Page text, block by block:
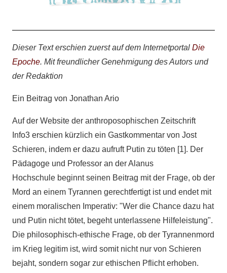
Dieser Text erschien zuerst auf dem Internetportal Die
Epoche. Mit freundlicher Genehmigung des Autors und
der Redaktion
Ein Beitrag von Jonathan Ario
Auf der Website der anthroposophischen Zeitschrift
Info3 erschien kürzlich ein Gastkommentar von Jost
Schieren, indem er dazu aufruft Putin zu töten [1]. Der
Pädagoge und Professor an der Alanus
Hochschule beginnt seinen Beitrag mit der Frage, ob der
Mord an einem Tyrannen gerechtfertigt ist und endet mit
einem moralischen Imperativ: "Wer die Chance dazu hat
und Putin nicht tötet, begeht unterlassene Hilfeleistung".
Die philosophisch-ethische Frage, ob der Tyrannenmord
im Krieg legitim ist, wird somit nicht nur von Schieren
bejaht, sondern sogar zur ethischen Pflicht erhoben.